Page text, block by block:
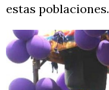
estas poblaciones.